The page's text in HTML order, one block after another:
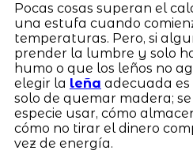
Pocas cosas superan el
una estufa cuando
temperaturas. Pero, si
prender la lumbre y solo
humo o que los leños no
elegir la leña adecuada es
solo de quemar madera;
especie usar, cómo
cómo no tirar el dinero
vez de energía.